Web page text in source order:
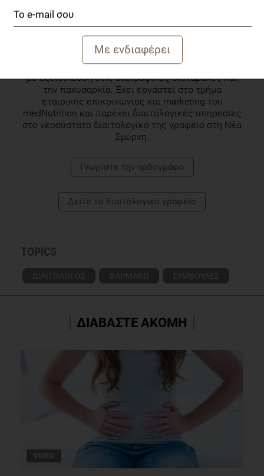
ΕΎΑ ΤΣΆΚΟΥ
Κλινική Διαιτολόγος - Διατροφολόγος
Η Εύα Τσάκου είναι Διαιτολόγος – Διατροφολόγος,
με εξειδίκευση στις διατροφικές διαταραχές και
την παχυσαρκία. Έχει εργαστεί στο τμήμα
εταιρικής επικοινωνίας και marketing του
medNutrition και παρέχει διαιτολογικές υπηρεσίες
στο νεοσύστατο διαιτολογικό της γραφείο στη Νέα
Σμύρνη.
Γνωρίστε την αρθογράφο
Δείτε το διαιτολογικό γραφείο
TOPICS
ΔΙΑΙΤΟΛΟΓΟΣ ΦΑΡΜΑΚΟ ΣΥΜΒΟΥΛΕΣ
ΔΙΑΒΑΣΤΕ ΑΚΟΜΗ
VIDEO